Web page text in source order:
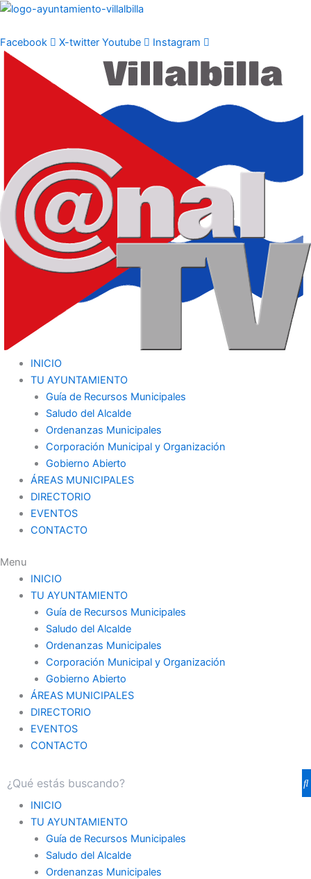
Ir
contenido
Facebook X-twitter Youtube Instagram
INICIO
TU AYUNTAMIENTO
Guía de Recursos Municipales
Saludo del Alcalde
Ordenanzas Municipales
Corporación Municipal y Organización
Gobierno Abierto
ÁREAS MUNICIPALES
DIRECTORIO
EVENTOS
CONTACTO
Menu
INICIO
TU AYUNTAMIENTO
Guía de Recursos Municipales
Saludo del Alcalde
Ordenanzas Municipales
Corporación Municipal y Organización
Gobierno Abierto
ÁREAS MUNICIPALES
DIRECTORIO
EVENTOS
CONTACTO
INICIO
TU AYUNTAMIENTO
Guía de Recursos Municipales
Saludo del Alcalde
Ordenanzas Municipales